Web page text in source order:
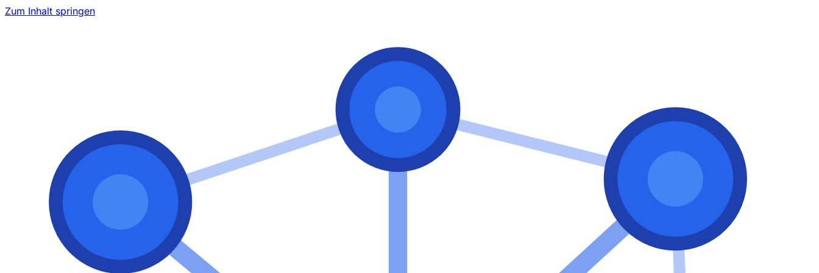
Zum Inhalt springen